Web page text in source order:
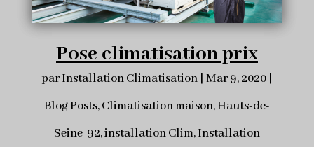
Pose climatisation prix
parInstallation Climatisation| Mar 9, 2020|
Blog Posts,Climatisation maison,Hauts-de-
Seine-92,installation Clim,Installation